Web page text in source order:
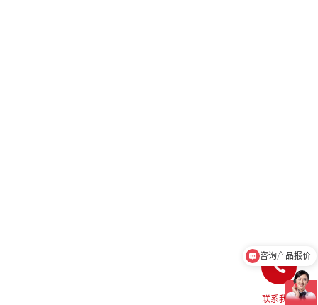
联系我们
咨询产品报价